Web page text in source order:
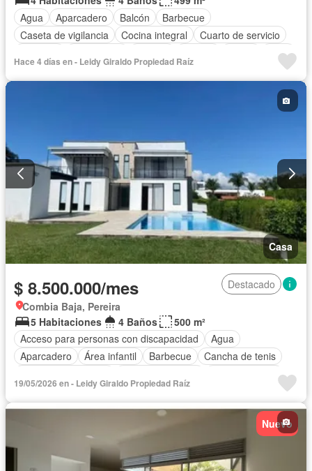
Agua
Aparcadero Balcón
Barbecue
Caseta de vigilancia
Cocina integral
Cuarto de servicio
Patio
Piscina
Vigilante Seguridad privada
Permite niños
Hace 4 días en - Leidy Giraldo Propiedad Raíz
Casa
$ 8.500.000/mes
Destacado
Combia Baja, Pereira
5 Habitaciones
4 Baños
500 m²
Acceso para personas con discapacidad
Agua
Aparcadero
Área infantil Barbecue
Cancha de tenis
Cuarto de servicio
Depósito Electricidad
Internet
Jacuzzi Jardín Patio Piscina
Vigilante
Vista panorámica
19/05/2026 en - Leidy Giraldo Propiedad Raíz
Nuevo